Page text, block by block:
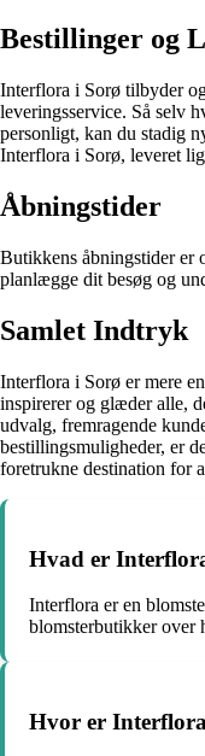
Bestillinger og
Interflora i Sorø tilbyder
leveringsservice. Så selv
personligt, kan du stadig
Interflora i Sorø, leveret
Åbningstider
Butikkens åbningstider er
planlægge dit besøg og
Samlet Indtryk
Interflora i Sorø er mere
inspirerer og glæder alle,
udvalg, fremragende
bestillingsmuligheder, er
foretrukne destination for
Hvad er
Interflora er en
blomsterbutikker over
Hvor er